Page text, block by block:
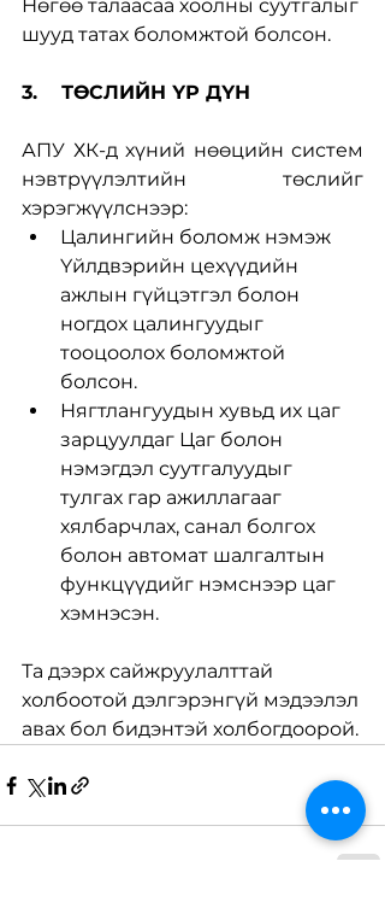
Нөгөө талаасаа хоолны суутгалыг
шууд татах боломжтой болсон.
3.    ТӨСЛИЙН ҮР ДҮН
АПУ ХК-д хүний нөөцийн систем
нэвтрүүлэлтийн төслийг
хэрэгжүүлснээр:
Цалингийн боломж нэмэж
Үйлдвэрийн цехүүдийн
ажлын гүйцэтгэл болон
ногдох цалингуудыг
тооцоолох боломжтой
болсон.
Нягтлангуудын хувьд их цаг
зарцуулдаг Цаг болон
нэмэгдэл суутгалуудыг
тулгах гар ажиллагааг
хялбарчлах, санал болгох
болон автомат шалгалтын
функцүүдийг нэмснээр цаг
хэмнэсэн.
Та дээрх сайжруулалттай
холбоотой дэлгэрэнгүй мэдээлэл
авах бол бидэнтэй холбогдоорой.